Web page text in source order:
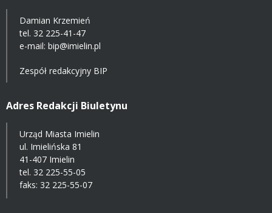
Damian Krzemień
tel. 32 225-41-47
e-mail: bip@imielin.pl
Zespół redakcyjny BIP
Adres Redakcji Biuletynu
Urząd Miasta Imielin
ul. Imielińska 81
41-407 Imielin
tel. 32 225-55-05
faks: 32 225-55-07